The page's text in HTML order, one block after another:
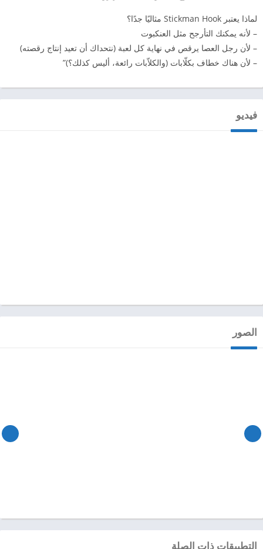
لماذا يعتبر Stickman Hook مثاليًا جدًا؟
– لأنه يمكنك التأرجح مثل العنكبوت
– لأن رجل العصا يرقص في نهاية كل لعبة (نتحداك أن تعيد إنتاج رقصته)
– لأن هناك خطاف بكلّابات (والكلاّبات رائعة، أليس كذلك؟)”
فيديو
الصور
التطبيقات ذات الصلة